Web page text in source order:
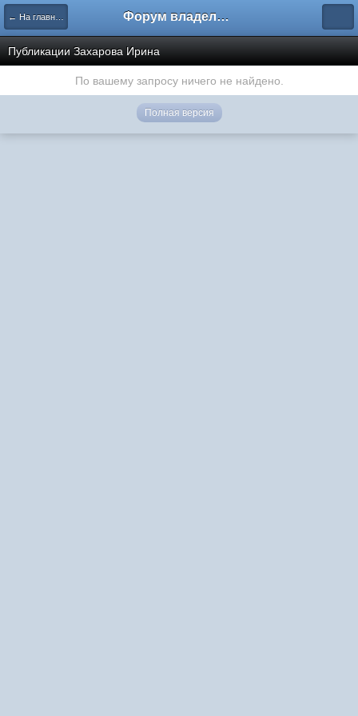
← На главную Форум владельцев интернет-магазинов
Публикации Захарова Ирина
По вашему запросу ничего не найдено.
Полная версия